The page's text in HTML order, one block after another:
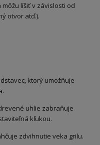
líšiť v závislosti od
otvor atď.).
ktorý umožňuje
drevené uhlie zabraňuje
kľukou.
zdvihnutie veka grilu.